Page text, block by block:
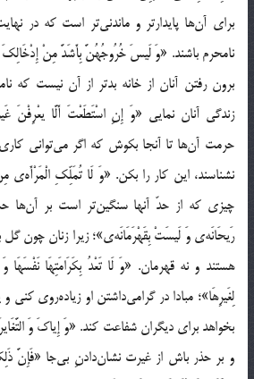
براي آن‌ها پايدارتر و ماندني‌تر است که در
نامحرم باشند. «وَ لَيسَ خُرُوجُهُنَّ بِأَشَدَّ مِنْ
برون رفتن آنان از خانه بدتر از آن نيست که
زندگي آنان نمايي «وَ إِنِ اسْتَطَعْتَ أَلَّا يعْرِفْنَ
حرمت آن‌ها تا آنجا بکوش که اگر مي‌تواني
نشناسند، اين كار را بكن. «وَ لَا تُمَلِّكِ الْمَرْأَه‌ي
چيزي كه از حدّ آنها سنگين‌تر است بر آن‌ها
رَيحَانَه‌ي وَ لَيسَتْ بِقَهْرَمَانَه‌ي»؛ زيرا زنان چون
هستند و نه قهرمان. «وَ لَا تَعْدُ بِكَرَامَتِهَا
لِغَيرِهَا»؛ مبادا در گرامي‌‌داشتن او زياده‌روي کني
بخواهد براي ديگران شفاعت کند. «وَ إِياكَ وَ
و بر حذر باش از غيرت نشان‌دادنِ بي‌جا «فَإِنَّ